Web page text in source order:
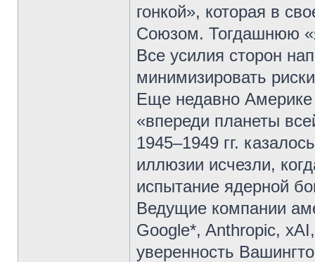
гонкой», которая в
Союзом. Тогдашнюю
Все усилия сторон
минимизировать
Еще недавно Америке
«впереди планеты
1945–1949 гг.
иллюзии исчезли,
испытание ядерной
Ведущие компании
Google*, Anthropic,
уверенность